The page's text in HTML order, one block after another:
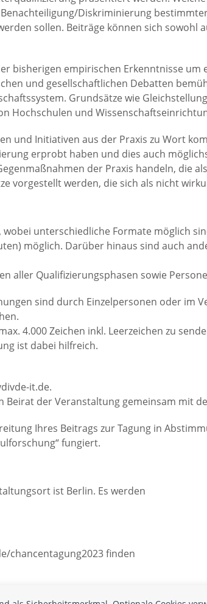
Diskriminierung
sollen. Beiträge können sich sowohl
bisherigen empirischen Erkenntnisse um
und gesellschaftlichen Debatten
Grundsätze wie
Hochschulen und
und Initiativen aus der Praxis zu Wort
erprobt haben und dies auch
der Praxis handeln, die
vorgestellt werden, die sich als nicht
unterschiedliche Formate möglich
möglich. Darüber hinaus sind auch
aller Qualifizierungsphasen sowie
sind durch Einzelpersonen oder im
4.000 Zeichen inkl. Leerzeichen zu
ist dabei hilfreich.
it.de.
der Veranstaltung gemeinsam mit
Ihres Beitrags zur Tagung in
fungiert.
ist Berlin. Es werden
chancentagung2023 finden